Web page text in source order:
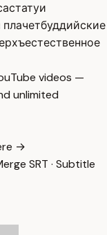
статуи
буддийские
videos —
unlimited
→
SRT · Subtitle